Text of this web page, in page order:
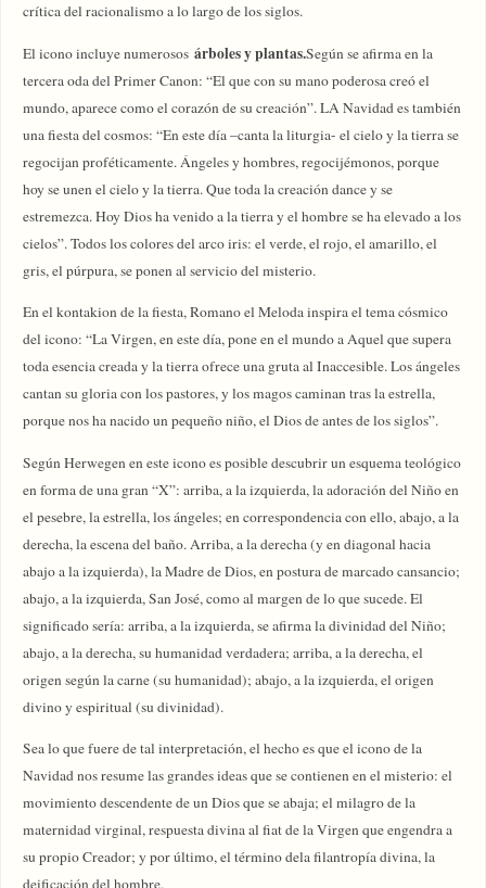
crítica del racionalismo a lo largo de los siglos.
El icono incluye numerososárboles y plantas.Según se afirma en la
tercera oda del Primer Canon: “El que con su mano poderosa creó el
mundo, aparece como el corazón de su creación”. LA Navidad es también
una fiesta del cosmos: “En este día –canta la liturgia- el cielo y la tierra se
regocijan proféticamente. Ángeles y hombres, regocijémonos, porque
hoy se unen el cielo y la tierra. Que toda la creación dance y se
estremezca. Hoy Dios ha venido a la tierra y el hombre se ha elevado a los
cielos”. Todos los colores del arco iris: el verde, el rojo, el amarillo, el
gris, el púrpura, se ponen al servicio del misterio.
En el kontakion de la fiesta, Romano el Meloda inspira el tema cósmico
del icono: “La Virgen, en este día, pone en el mundo a Aquel que supera
toda esencia creada y la tierra ofrece una gruta al Inaccesible. Los ángeles
cantan su gloria con los pastores, y los magos caminan tras la estrella,
porque nos ha nacido un pequeño niño, el Dios de antes de los siglos”.
Según Herwegen en este icono es posible descubrir un esquema teológico
en forma de una gran “X”: arriba, a la izquierda, la adoración del Niño en
el pesebre, la estrella, los ángeles; en correspondencia con ello, abajo, a la
derecha, la escena del baño. Arriba, a la derecha (y en diagonal hacia
abajo a la izquierda), la Madre de Dios, en postura de marcado cansancio;
abajo, a la izquierda, San José, como al margen de lo que sucede. El
significado sería: arriba, a la izquierda, se afirma la divinidad del Niño;
abajo, a la derecha, su humanidad verdadera; arriba, a la derecha, el
origen según la carne (su humanidad); abajo, a la izquierda, el origen
divino y espiritual (su divinidad).
Sea lo que fuere de tal interpretación, el hecho es que el icono de la
Navidad nos resume las grandes ideas que se contienen en el misterio: el
movimiento descendente de un Dios que se abaja; el milagro de la
maternidad virginal, respuesta divina al fiat de la Virgen que engendra a
su propio Creador; y por último, el término dela filantropía divina, la
deificación del hombre.